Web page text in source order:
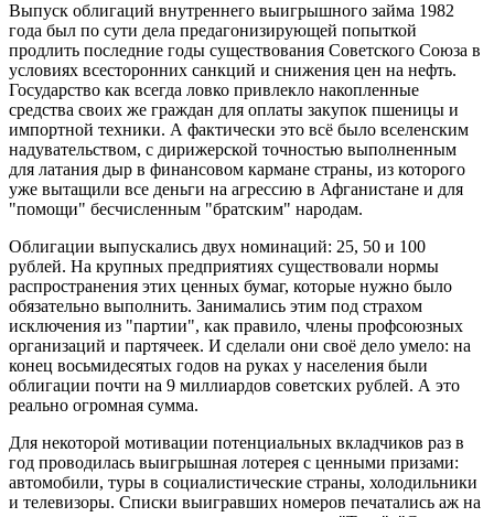
Выпуск облигаций внутреннего выигрышного займа 1982
года был по сути дела предагонизирующей попыткой
продлить последние годы существования Советского Союза в
условиях всесторонних санкций и снижения цен на нефть.
Государство как всегда ловко привлекло накопленные
средства своих же граждан для оплаты закупок пшеницы и
импортной техники. А фактически это всё было вселенским
надувательством, с дирижерской точностью выполненным
для латания дыр в финансовом кармане страны, из которого
уже вытащили все деньги на агрессию в Афганистане и для
"помощи" бесчисленным "братским" народам.
Облигации выпускались двух номинаций: 25, 50 и 100
рублей. На крупных предприятиях существовали нормы
распространения этих ценных бумаг, которые нужно было
обязательно выполнить. Занимались этим под страхом
исключения из "партии", как правило, члены профсоюзных
организаций и партячеек. И сделали они своё дело умело: на
конец восьмидесятых годов на руках у населения были
облигации почти на 9 миллиардов советских рублей. А это
реально огромная сумма.
Для некоторой мотивации потенциальных вкладчиков раз в
год проводилась выигрышная лотерея с ценными призами:
автомобили, туры в социалистические страны, холодильники
и телевизоры. Списки выигравших номеров печатались аж на